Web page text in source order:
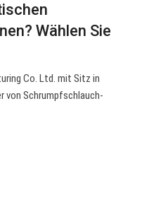
Wählen Sie
Co. Ltd. mit Sitz in
von Schrumpfschlauch-